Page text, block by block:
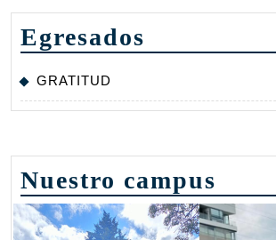
Egresados
GRATITUD
Nuestro campus